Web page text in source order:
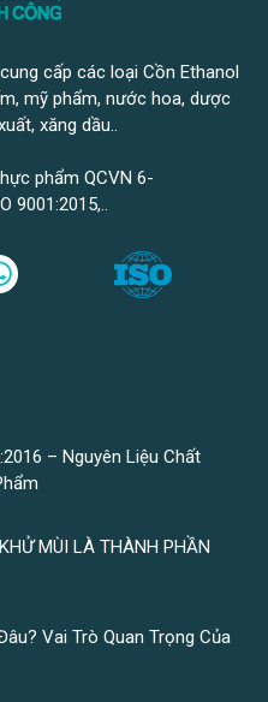
cấp các loại Cồn Ethanol
mỹ phẩm, nước hoa, dược
xăng dầu..
phẩm QCVN 6-
9001:2015,..
– Nguyên Liệu Chất
MÙI LÀ THÀNH PHẦN
Vai Trò Quan Trọng Của